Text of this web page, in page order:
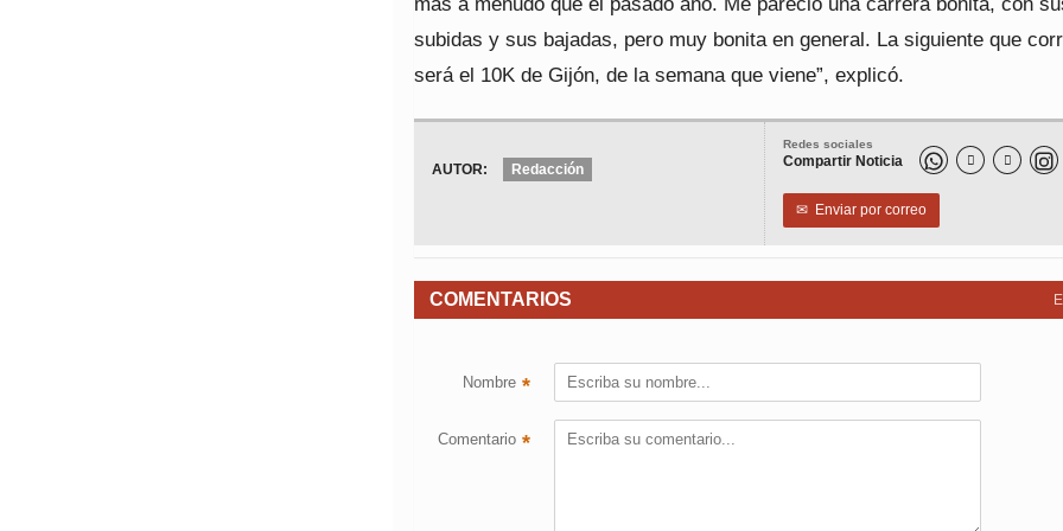
subidas y sus bajadas, pero muy bonita en general. La siguiente que
será el 10K de Gijón, de la semana que viene”, explicó.
Redes sociales
Compartir Noticia  
✉ Enviar por correo
AUTOR: Redacción
COMENTARIOS
Nombre *
Comentario *